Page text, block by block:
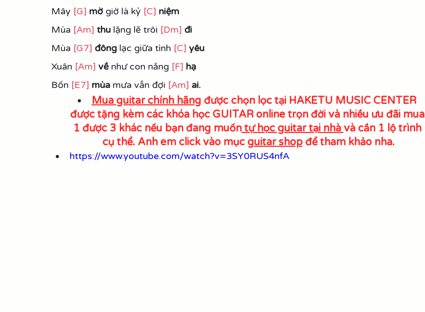
Mây [G] mờ giờ là kỷ [C] niệm
Mùa [Am] thu lặng lẽ trôi [Dm] đi
Mùa [G7] đông lạc giữa tình [C] yêu
Xuân [Am] về như con nắng [F] hạ
Bốn [E7] mùa mưa vẫn đợi [Am] ai.
Mua guitar chính hãng được chọn lọc tại HAKETU MUSIC CENTER
được tặng kèm các khóa học GUITAR online trọn đời và nhiều ưu đãi mua
1 được 3 khác nếu bạn đang muốn tự học guitar tại nhà và cần 1 lộ trình
cụ thể. Anh em click vào mục guitar shop để tham khảo nha.
https://www.youtube.com/watch?v=3SY0RUS4nfA